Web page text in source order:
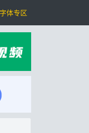
体专区